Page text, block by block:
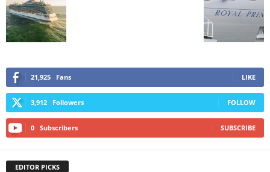
21,925 Fans LIKE
3,912 Followers FOLLOW
0 Subscribers SUBSCRIBE
EDITOR PICKS